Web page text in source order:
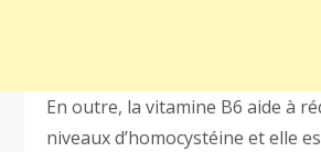
En outre, la vitamine B6 aide à
niveaux d’homocystéine et elle